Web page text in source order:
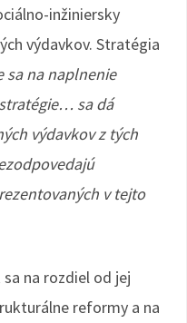
inžiniersky
výdavkov. Stratégia
sa na naplnenie
sa dá
výdavkov z tých
v tejto
na rozdiel od jej
reformy a na